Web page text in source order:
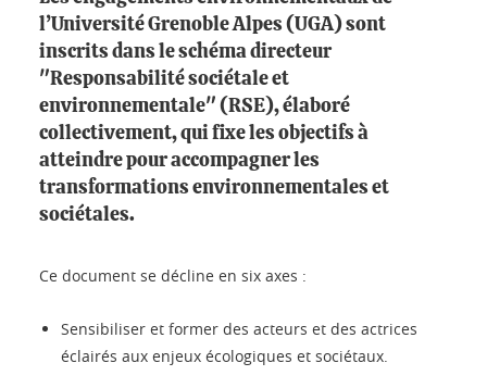
l’Université Grenoble Alpes (UGA) sont
inscrits dans le schéma directeur
"Responsabilité sociétale et
environnementale" (RSE), élaboré
collectivement, qui fixe les objectifs à
atteindre pour accompagner les
transformations environnementales et
sociétales.
Ce document se décline en six axes :
Sensibiliser et former des acteurs et des actrices
éclairés aux enjeux écologiques et sociétaux.